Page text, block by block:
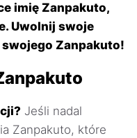
imię Zanpakuto,
Uwolnij swoje
Zanpakuto!
Jeśli nadal
Zanpakuto, które